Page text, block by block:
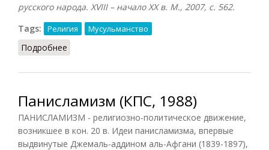
русского народа. XVIII – начало XX в. М., 2007, с. 562.
Tags:
Религия Мусульманство
Подробнее
Панисламизм (КПС, 1988)
ПАНИСЛАМИЗМ - религиозно-политическое движение,
возникшее в кон. 20 в. Идеи панисламизма, впервые
выдвинутые Джемаль-аддином аль-Афгани (1839-1897),